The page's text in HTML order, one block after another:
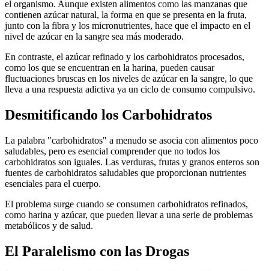
el organismo. Aunque existen alimentos como las manzanas que
contienen azúcar natural, la forma en que se presenta en la fruta,
junto con la fibra y los micronutrientes, hace que el impacto en el
nivel de azúcar en la sangre sea más moderado.
En contraste, el azúcar refinado y los carbohidratos procesados,
como los que se encuentran en la harina, pueden causar
fluctuaciones bruscas en los niveles de azúcar en la sangre, lo que
lleva a una respuesta adictiva ya un ciclo de consumo compulsivo.
Desmitificando los Carbohidratos
La palabra "carbohidratos" a menudo se asocia con alimentos poco
saludables, pero es esencial comprender que no todos los
carbohidratos son iguales. Las verduras, frutas y granos enteros son
fuentes de carbohidratos saludables que proporcionan nutrientes
esenciales para el cuerpo.
El problema surge cuando se consumen carbohidratos refinados,
como harina y azúcar, que pueden llevar a una serie de problemas
metabólicos y de salud.
El Paralelismo con las Drogas